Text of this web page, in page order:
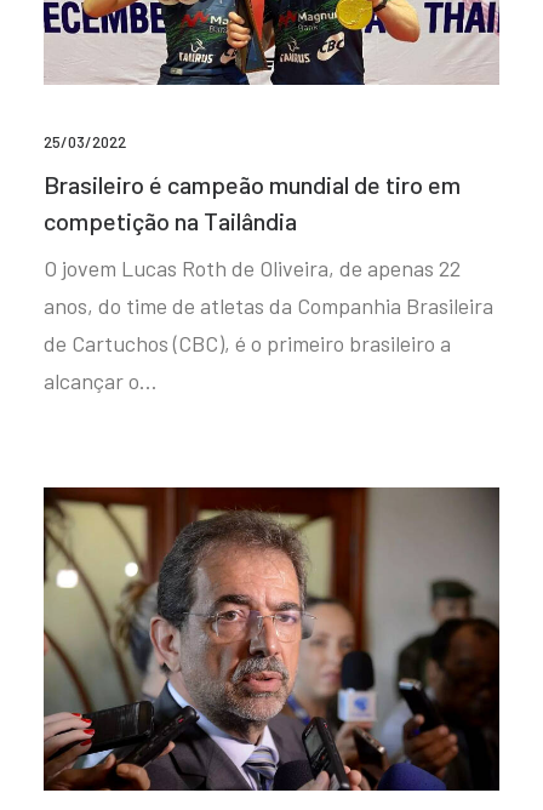
25/03/2022
Brasileiro é campeão mundial de tiro em
competição na Tailândia
O jovem Lucas Roth de Oliveira, de apenas 22
anos, do time de atletas da Companhia Brasileira
de Cartuchos (CBC), é o primeiro brasileiro a
alcançar o…